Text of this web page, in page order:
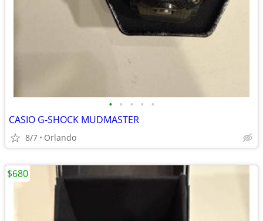
• • • • •
CASIO G-SHOCK MUDMASTER
8/7 Orlando
$680